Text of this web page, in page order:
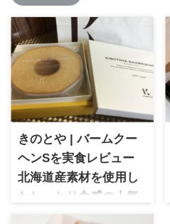
きのとや | バームクー
ヘンSを実食レビュー
北海道産素材を使用し
たしっとり食感の人気
スイーツ